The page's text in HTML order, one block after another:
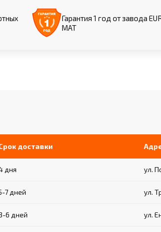
Гарантия 1 год от завода
МАТ
доставки
дня ул.
7 дней ул.
6 дней ул.